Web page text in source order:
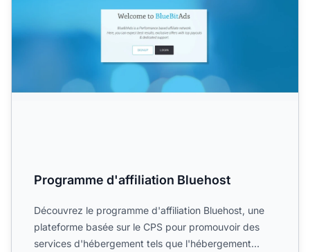
Programme d'affiliation Bluehost
Découvrez le programme d'affiliation Bluehost, une
plateforme basée sur le CPS pour promouvoir des
services d'hébergement tels que l'hébergement